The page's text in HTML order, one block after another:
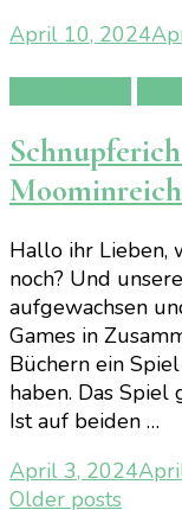
April 10, 2024
Hallo ihr Lieben,
noch? Und
aufgewachsen
Games in
Büchern ein
haben. Das
Ist auf beiden …
April 3, 2024
Older posts